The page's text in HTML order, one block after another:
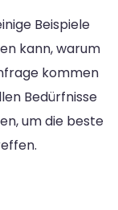
Beispiele
kann, warum
kommen
Bedürfnisse
um die beste